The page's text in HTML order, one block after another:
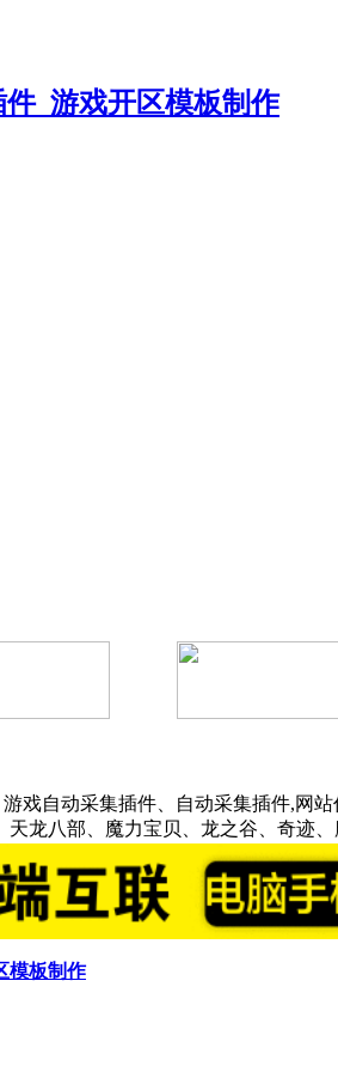
戏自动采集插件、自动采集插件,网
龙八部、魔力宝贝、龙之谷、奇迹
模板制作